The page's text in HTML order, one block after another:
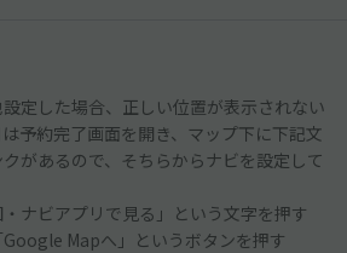
定した場合、正しい位置が表示されない
予約完了画面を開き、マップ下に下記文
があるので、そちらからナビを設定して
ナビアプリで見る」という文字を押す
Mapへ」というボタンを押す